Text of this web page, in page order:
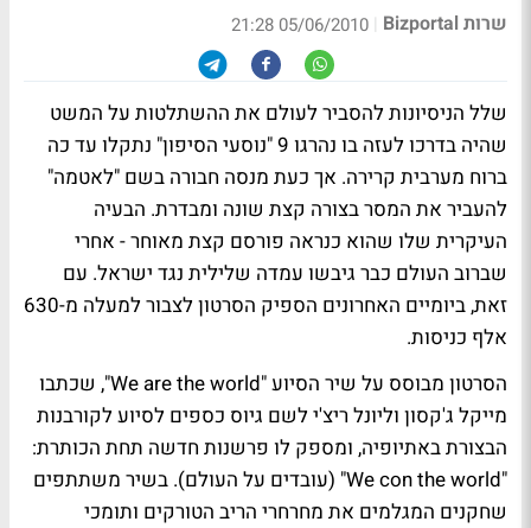
שרות Bizportal |
05/06/2010 21:28
שלל הניסיונות להסביר לעולם את ההשתלטות על המשט
שהיה בדרכו לעזה בו נהרגו 9 "נוסעי הסיפון" נתקלו עד כה
ברוח מערבית קרירה. אך כעת מנסה חבורה בשם "לאטמה"
להעביר את המסר בצורה קצת שונה ומבדרת. הבעיה
העיקרית שלו שהוא כנראה פורסם קצת מאוחר - אחרי
שברוב העולם כבר גיבשו עמדה שלילית נגד ישראל. עם
זאת, ביומיים האחרונים הספיק הסרטון לצבור למעלה מ-630
אלף כניסות.
הסרטון מבוסס על שיר הסיוע "We are the world", שכתבו
מייקל ג'קסון וליונל ריצ'י לשם גיוס כספים לסיוע לקורבנות
הבצורת באתיופיה, ומספק לו פרשנות חדשה תחת הכותרת:
"We con the world" (עובדים על העולם). בשיר משתתפים
שחקנים המגלמים את מחרחרי הריב הטורקים ותומכי